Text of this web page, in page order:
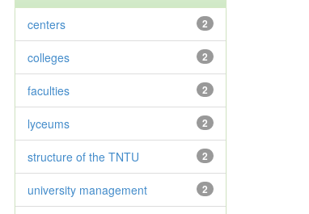
2
centers
2
colleges
2
faculties
2
lyceums
2
structure of the TNTU
2
university management